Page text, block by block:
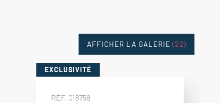
EXCLUSIVITÉ
RÉF. 018756
AFFICHER LA GALERIE (22)